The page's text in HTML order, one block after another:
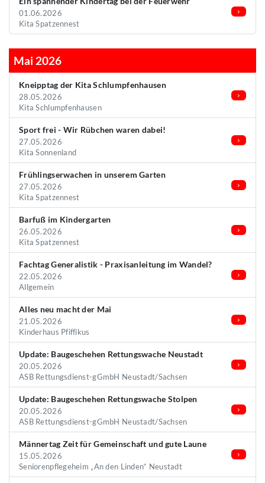
01.06.2026
Kita Spatzennest
Mai 2026
Kneipptag der Kita Schlumpfenhausen
28.05.2026
Kita Schlumpfenhausen
Sport frei - Wir Rübchen waren dabei!
27.05.2026
Kita Sonnenland
Frühlingserwachen in unserem Garten
27.05.2026
Kita Spatzennest
Barfuß im Kindergarten
26.05.2026
Kita Spatzennest
Fachtag Generalistik - Praxisanleitung im Wandel?
22.05.2026
Allgemein
Alles neu macht der Mai
21.05.2026
Kinderhaus Pfiffikus
Update: Baugeschehen Rettungswache Neustadt
20.05.2026
ASB Rettungsdienst-gGmbH Neustadt/Sachsen
Update: Baugeschehen Rettungswache Stolpen
20.05.2026
ASB Rettungsdienst-gGmbH Neustadt/Sachsen
Männertag Zeit für Gemeinschaft und gute Laune
15.05.2026
Seniorenpflegeheim „An den Linden“ Neustadt